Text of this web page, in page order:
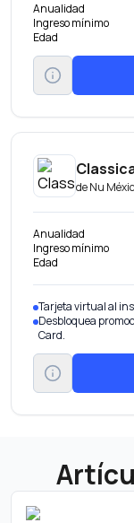
Anualidad
Ingreso mínimo
Edad
deNu
Anualidad
Ingreso mínimo
Edad
Tarjeta virtual al
Desbloquea
Card.